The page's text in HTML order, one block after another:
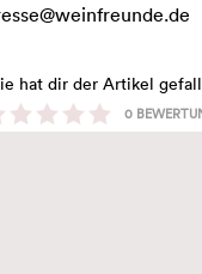
hat dir der Artikel
0